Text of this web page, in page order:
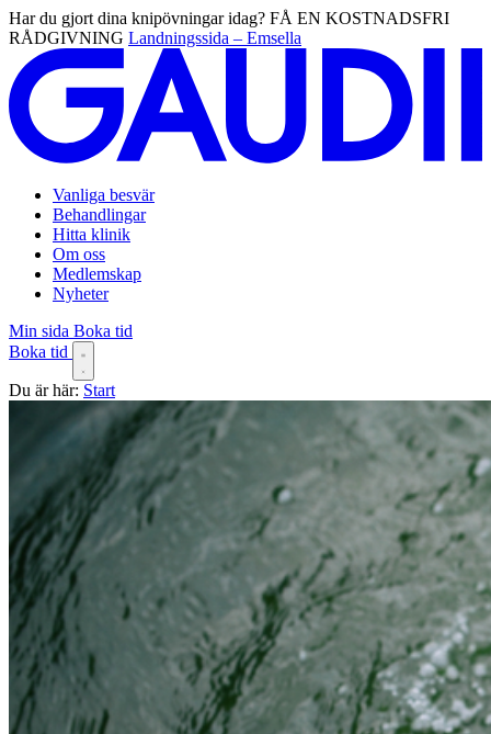
Har du gjort dina knipövningar idag? FÅ EN KOSTNADSFRI
RÅDGIVNING Landningssida – Emsella
Vanliga besvär
Behandlingar
Hitta klinik
Om oss
Medlemskap
Nyheter
Min sida Boka tid
Boka tid
Du är här: Start